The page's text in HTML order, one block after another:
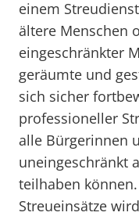
einem
ältere Menschen
eingeschränkter
geräumte und
sich sicher
professioneller
alle Bürgerinnen
uneingeschränkt
teilhaben
Streueinsätze